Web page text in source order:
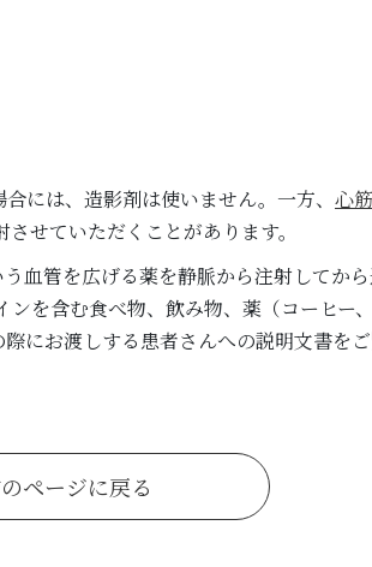
には、造影剤は使いません。一方、 心
せていただくことがあります。
血管を広げる薬を静脈から注射してか
を含む食べ物、飲み物、薬（コーヒー
にお渡しする患者さんへの説明文書をご
ページに戻る